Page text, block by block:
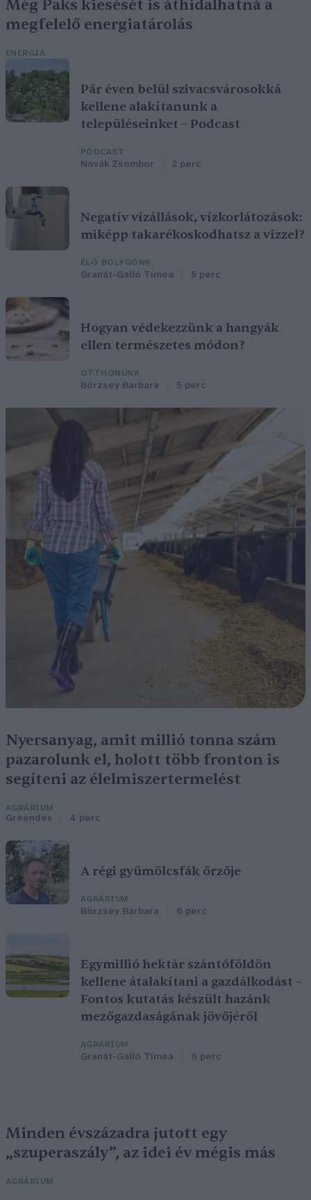
Még Paks kiesését is áthidalhatná a
megfelelő energiatárolás
ENERGIA
Pár éven belül szivacsvárosokká
kellene alakítanunk a
településeinket – Podcast
PODCAST
Novák Zsombor 2 perc
Negatív vízállások, vízkorlátozások:
miképp takarékoskodhatsz a vízzel?
ÉLŐ BOLYGÓNK
Granát-Galló Tímea 5 perc
Hogyan védekezzünk a hangyák
ellen természetes módon?
OTTHONUNK
Börzsey Barbara 5 perc
Nyersanyag, amit millió tonna szám
pazarolunk el, holott több fronton is
segíteni az élelmiszertermelést
AGRÁRIUM
Greendex 4 perc
A régi gyümölcsfák őrzője
AGRÁRIUM
Börzsey Barbara 6 perc
Egymillió hektár szántóföldön
kellene átalakítani a gazdálkodást –
Fontos kutatás készült hazánk
mezőgazdaságának jövőjéről
AGRÁRIUM
Granát-Galló Tímea 6 perc
Minden évszázadra jutott egy
„szuperaszály”, az idei év mégis más
AGRÁRIUM